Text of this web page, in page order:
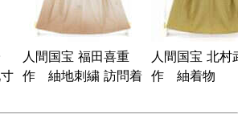
人間国宝 福田喜重
作 紬地刺繍 訪問着
人間国宝 北村
作 紬着物